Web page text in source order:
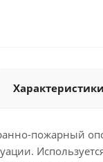
Характеристики
пожарный